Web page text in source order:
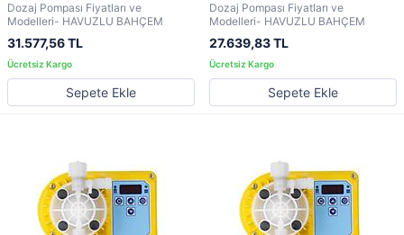
Dozaj Pompası Fiyatları ve
Modelleri- HAVUZLU BAHÇEM
31.577,56 TL
Sepete Ekle
Dozaj Pompası Fiyatları ve
Modelleri- HAVUZLU BAHÇEM
27.639,83 TL
Sepete Ekle